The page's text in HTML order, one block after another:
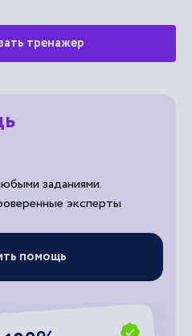
тренажер
заданиями.
эксперты
помощь